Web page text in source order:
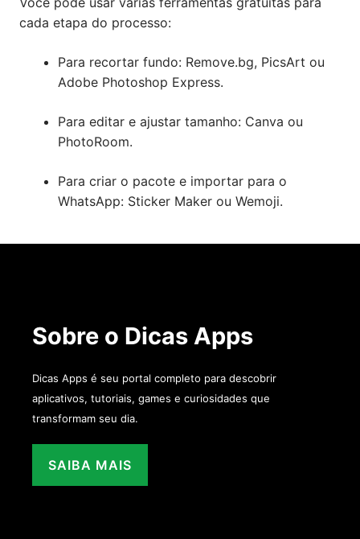
cada etapa do processo:
Para recortar fundo: Remove.bg, PicsArt ou
Adobe Photoshop Express.
Para editar e ajustar tamanho: Canva ou
PhotoRoom.
Para criar o pacote e importar para o
WhatsApp: Sticker Maker ou Wemoji.
Sobre o Dicas Apps
Dicas Apps é seu portal completo para descobrir
aplicativos, tutoriais, games e curiosidades que
transformam seu dia.
SAIBA MAIS